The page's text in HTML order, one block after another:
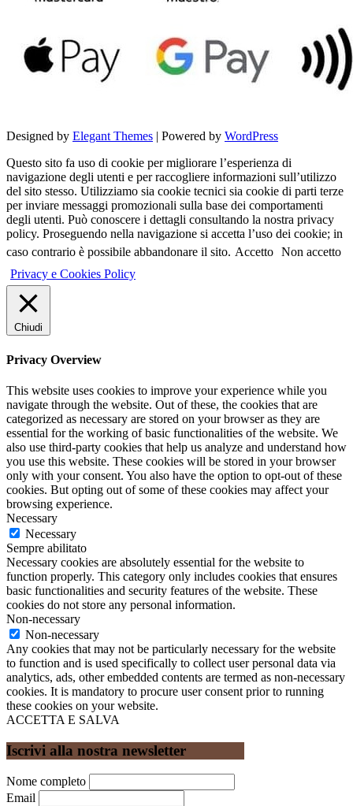
Designed by Elegant Themes | Powered by WordPress
Questo sito fa uso di cookie per migliorare l’esperienza di
navigazione degli utenti e per raccogliere informazioni sull’utilizzo
del sito stesso. Utilizziamo sia cookie tecnici sia cookie di parti terze
per inviare messaggi promozionali sulla base dei comportamenti
degli utenti. Può conoscere i dettagli consultando la nostra privacy
policy. Proseguendo nella navigazione si accetta l’uso dei cookie; in
caso contrario è possibile abbandonare il sito. Accetto Non accetto
Privacy e Cookies Policy
Chiudi
Privacy Overview
This website uses cookies to improve your experience while you
navigate through the website. Out of these, the cookies that are
categorized as necessary are stored on your browser as they are
essential for the working of basic functionalities of the website. We
also use third-party cookies that help us analyze and understand how
you use this website. These cookies will be stored in your browser
only with your consent. You also have the option to opt-out of these
cookies. But opting out of some of these cookies may affect your
browsing experience.
Necessary
Necessary
Sempre abilitato
Necessary cookies are absolutely essential for the website to
function properly. This category only includes cookies that ensures
basic functionalities and security features of the website. These
cookies do not store any personal information.
Non-necessary
Non-necessary
Any cookies that may not be particularly necessary for the website
to function and is used specifically to collect user personal data via
analytics, ads, other embedded contents are termed as non-necessary
cookies. It is mandatory to procure user consent prior to running
these cookies on your website.
ACCETTA E SALVA
Iscrivi alla nostra newsletter
Nome completo
Email